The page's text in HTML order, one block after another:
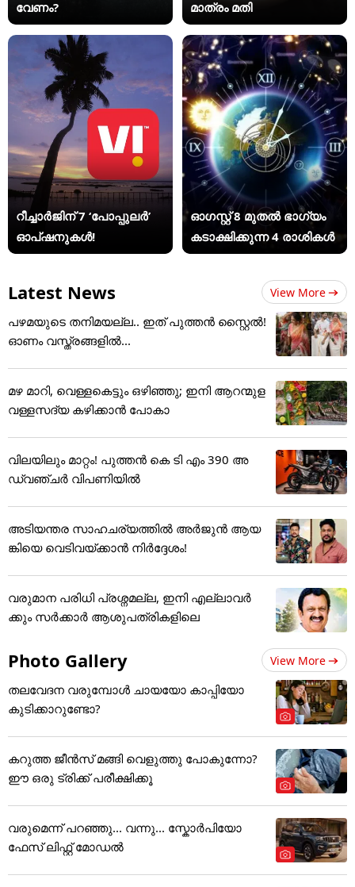
വേണം? മാത്രം മതി
റീച്ചാർജിന് 7 ‘പോപ്പുലർ’
ഓപ്ഷനുകൾ!
ഓഗസ്റ്റ് 8 മുതൽ ഭാഗ്യം
കടാക്ഷിക്കുന്ന 4 രാശികൾ
Latest News View More
പഴമയുടെ തനിമയല്ല.. ഇത് പുത്തൻ സ്റ്റൈൽ!
ഓണം വസ്ത്രങ്ങളിൽ...
മഴ മാറി, വെള്ളകെട്ടും ഒഴിഞ്ഞു; ഇനി ആറന്മുള
വള്ളസദ്യ കഴിക്കാൻ പോകാ
വിലയിലും മാറ്റം! പുത്തൻ കെ ടി എം 390 അ
ഡ്വഞ്ചർ വിപണിയിൽ
അടിയന്തര സാഹചര്യത്തിൽ അർജുൻ ആയ
ങ്കിയെ വെടിവയ്ക്കാൻ നിർദ്ദേശം!
വരുമാന പരിധി പ്രശ്നമല്ല, ഇനി എല്ലാവർ
ക്കും സർക്കാർ ആശുപത്രികളിലെ
Photo Gallery View More
തലവേദന വരുമ്പോൾ ചായയോ കാപ്പിയോ
കുടിക്കാറുണ്ടോ?
കറുത്ത ജീൻസ് മങ്ങി വെളുത്തു പോകുന്നോ?
ഈ ഒരു ട്രിക്ക് പരീക്ഷിക്കൂ
വരുമെന്ന് പറഞ്ഞു... വന്നു... സ്കോർപിയോ
ഫേസ് ലിഫ്റ്റ് മോഡൽ